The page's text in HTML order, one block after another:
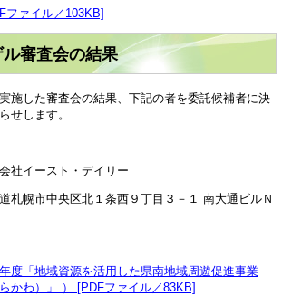
ファイル／103KB]
審査会の結果
施した審査会の結果、下記の者を委託候補者に決
せします。
イースト・デイリー
札幌市中央区北１条西９丁目３－１ 南大通ビルＮ
度「地域資源を活用した県南地域周遊促進事業
かわ）」 ） [PDFファイル／83KB]